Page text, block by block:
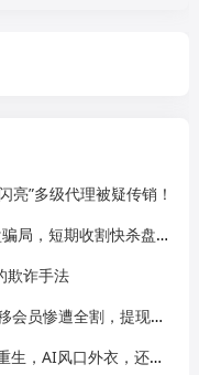
亮”多级代理被疑传销！
短期收割快杀盘，远离！
欺诈手法
遭全割，提现直接封号！
外衣，还是老牌分销套路！